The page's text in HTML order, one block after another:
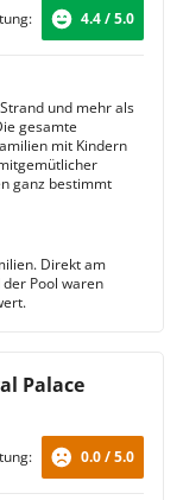
4.4 / 5.0
und mehr als
gesamte
mit Kindern
ganz bestimmt
Direkt am
Pool waren
Palace
0.0 / 5.0